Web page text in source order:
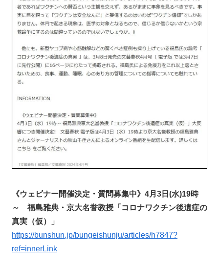
《ウェビナー開催決定・質問募集中》4月3日(水)19時
～ 福島雅典・京大名誉教授「コロナワクチン後遺症の
真実（仮）」
https://bunshun.jp/bungeishunju/articles/h7847?
ref=innerLink